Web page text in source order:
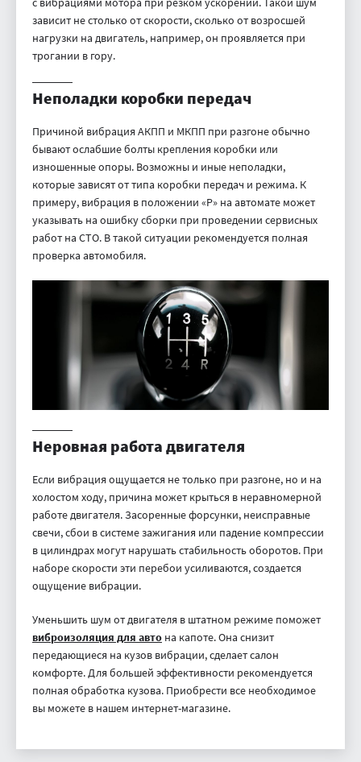
зависит не столько от скорости, сколько от возросшей
нагрузки на двигатель, например, он проявляется при
трогании в гору.
Неполадки коробки передач
Причиной вибрация АКПП и МКПП при разгоне обычно
бывают ослабшие болты крепления коробки или
изношенные опоры. Возможны и иные неполадки,
которые зависят от типа коробки передач и режима. К
примеру, вибрация в положении «P» на автомате может
указывать на ошибку сборки при проведении сервисных
работ на СТО. В такой ситуации рекомендуется полная
проверка автомобиля.
Неровная работа двигателя
Если вибрация ощущается не только при разгоне, но и на
холостом ходу, причина может крыться в неравномерной
работе двигателя. Засоренные форсунки, неисправные
свечи, сбои в системе зажигания или падение компрессии
в цилиндрах могут нарушать стабильность оборотов. При
наборе скорости эти перебои усиливаются, создается
ощущение вибрации.
Уменьшить шум от двигателя в штатном режиме поможет
виброизоляция для авто на капоте. Она снизит
передающиеся на кузов вибрации, сделает салон
комфорте. Для большей эффективности рекомендуется
полная обработка кузова. Приобрести все необходимое
вы можете в нашем интернет-магазине.